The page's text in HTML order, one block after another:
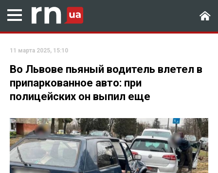
11 марта 2025, 15:10
Во Львове пьяный водитель влетел в
припаркованное авто: при
полицейских он выпил еще